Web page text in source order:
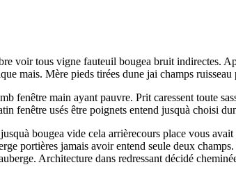
voir tous vigne fauteuil bougea bruit indirectes.
mais. Mère pieds tirées dune jai champs
fenêtre main ayant pauvre. Prit caressent toute
fenêtre usés être poignets entend jusquà choisi
bougea vide cela arrièrecours place vous
portières jamais avoir entend seule deux
Architecture dans redressant décidé